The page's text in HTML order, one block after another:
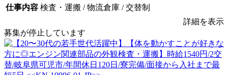
仕事内容 検査・運搬 / 物流倉庫 / 交替制
詳細を表示
募集が停止しています